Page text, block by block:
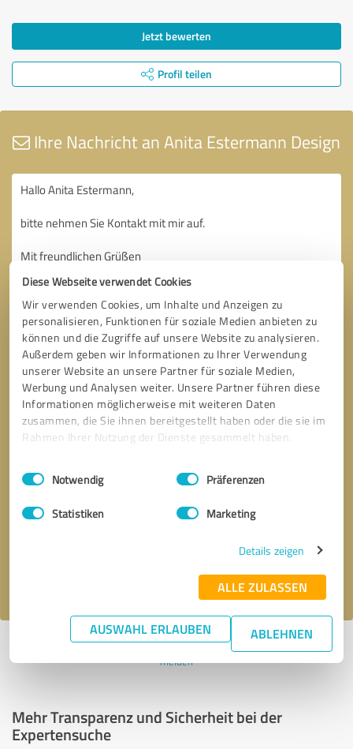
Diese Webseite verwendet Cookies
Wir verwenden Cookies, um Inhalte und Anzeigen zu
personalisieren, Funktionen für soziale Medien anbieten zu
können und die Zugriffe auf unsere Website zu analysieren.
Außerdem geben wir Informationen zu Ihrer Verwendung
unserer Website an unsere Partner für soziale Medien,
Werbung und Analysen weiter. Unsere Partner führen diese
Informationen möglicherweise mit weiteren Daten
zusammen, die Sie ihnen bereitgestellt haben oder die sie im
Rahmen Ihrer Nutzung der Dienste gesammelt haben.
Impressum Datenschutzbestimmungen
Einwilligungsauswahl
Notwendig Präferenzen
Statistiken Marketing
Details zeigen
ALLE ZULASSEN
AUSWAHL ERLAUBEN ABLEHNEN
Jetzt bewerten
Profil teilen
Ihre Nachricht an Anita Estermann Design
Datenschutzbestimmungenzu.
Profil aktiv seit 15.06.2015 |Letzte Aktualisierung: 08.04.2019
Profil
melden
Mehr Transparenz und Sicherheit bei der
Expertensuche